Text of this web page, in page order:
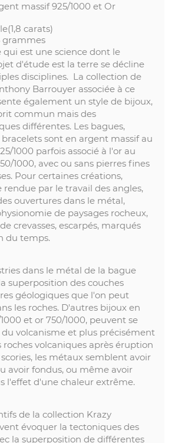
massif 925/1000 et Or
carats)
grammes
qui est une science dont le
d'étude est la terre se décline
disciplines. La collection de
Barrouyer associée à ce
également un style de bijoux,
commun mais des
différentes. Les bagues,
sont en argent massif au
1000 parfois associé à l'or au
1000, avec ou sans pierres fines
Pour certaines créations,
rendue par le travail des angles,
ouvertures dans le métal,
de paysages rocheux,
crevasses, escarpés, marqués
du temps.
dans le métal de la bague
superposition des couches
géologiques que l'on peut
les roches. D'autres bijoux en
et or 750/1000, peuvent se
volcanisme et plus précisément
roches volcaniques après éruption
les métaux semblent avoir
avoir fondus, ou même avoir
l'effet d'une chaleur extrême.
de la collection Krazy
évoquer la tectoniques des
la superposition de différentes